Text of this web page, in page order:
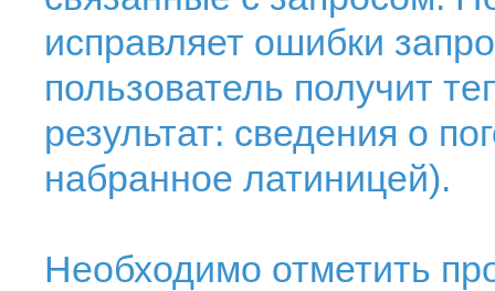
исправляет ошибки
пользователь получит
результат: сведения о
набранное латиницей).
Необходимо отметить